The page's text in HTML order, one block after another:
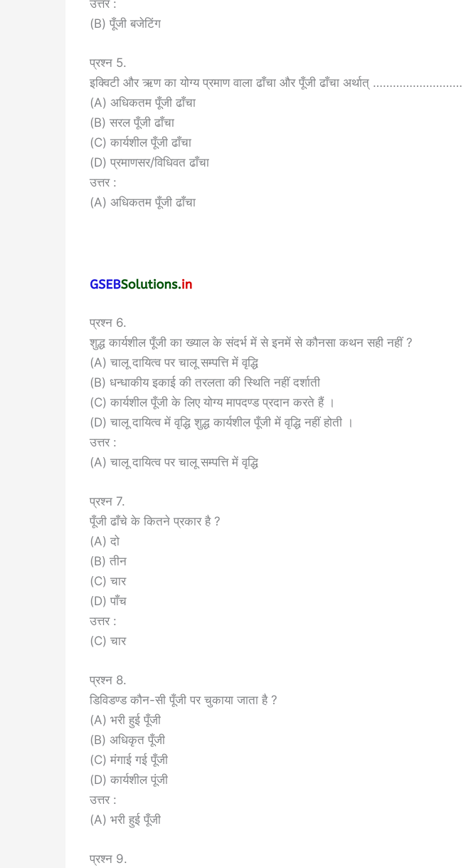
उत्तर :
(B) पूँजी बजेटिंग
प्रश्न 5.
इक्विटी और ऋण का योग्य प्रमाण वाला ढाँचा और पूँजी ढाँचा अर्थात् ………………………
(A) अधिकतम पूँजी ढाँचा
(B) सरल पूँजी ढाँचा
(C) कार्यशील पूँजी ढाँचा
(D) प्रमाणसर/विधिवत ढाँचा
उत्तर :
(A) अधिकतम पूँजी ढाँचा
प्रश्न 6.
शुद्ध कार्यशील पूँजी का ख्याल के संदर्भ में से इनमें से कौनसा कथन सही नहीं ?
(A) चालू दायित्व पर चालू सम्पत्ति में वृद्धि
(B) धन्धाकीय इकाई की तरलता की स्थिति नहीं दर्शाती
(C) कार्यशील पूँजी के लिए योग्य मापदण्ड प्रदान करते हैं ।
(D) चालू दायित्व में वृद्धि शुद्ध कार्यशील पूँजी में वृद्धि नहीं होती ।
उत्तर :
(A) चालू दायित्व पर चालू सम्पत्ति में वृद्धि
प्रश्न 7.
पूँजी ढाँचे के कितने प्रकार है ?
(A) दो
(B) तीन
(C) चार
(D) पाँच
उत्तर :
(C) चार
प्रश्न 8.
डिविडण्ड कौन-सी पूँजी पर चुकाया जाता है ?
(A) भरी हुई पूँजी
(B) अधिकृत पूँजी
(C) मंगाई गई पूँजी
(D) कार्यशील पूंजी
उत्तर :
(A) भरी हुई पूँजी
प्रश्न 9.